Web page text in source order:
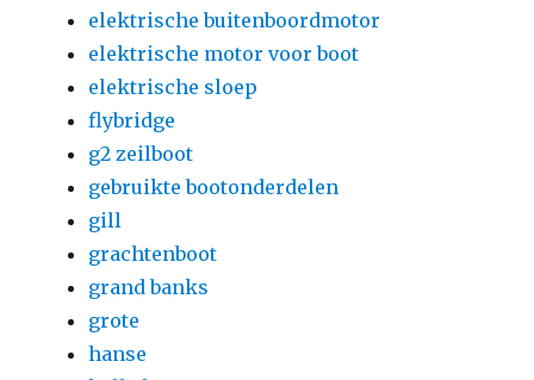
elektrische buitenboordmotor
elektrische motor voor boot
elektrische sloep
flybridge
g2 zeilboot
gebruikte bootonderdelen
gill
grachtenboot
grand banks
grote
hanse